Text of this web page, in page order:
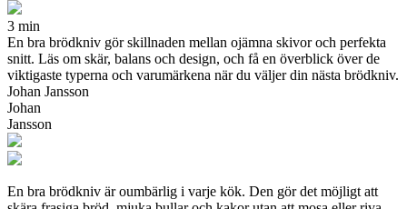
3 min
En bra brödkniv gör skillnaden mellan ojämna skivor och perfekta
snitt. Läs om skär, balans och design, och få en överblick över de
viktigaste typerna och varumärkena när du väljer din nästa brödkniv.
Johan Jansson
Johan
Jansson
En bra brödkniv är oumbärlig i varje kök. Den gör det möjligt att